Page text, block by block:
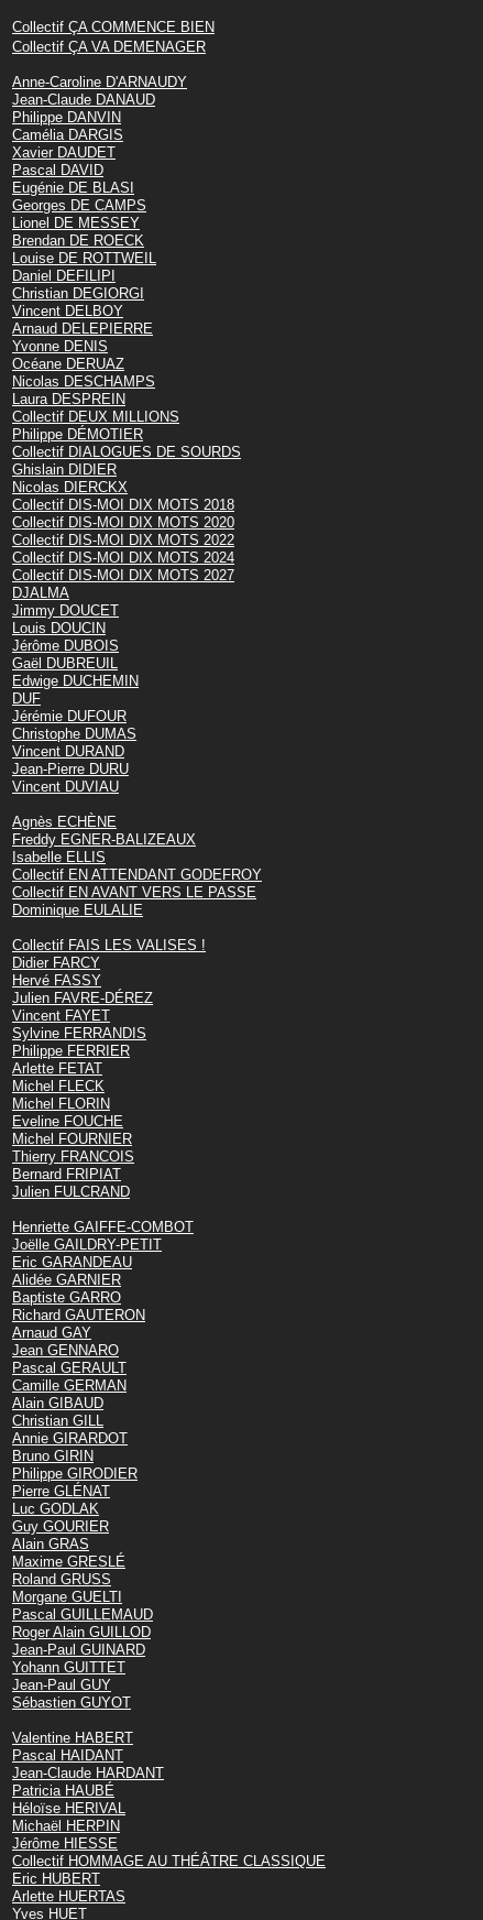
Collectif ÇA COMMENCE BIEN
Collectif ÇA VA DEMENAGER
Anne-Caroline D'ARNAUDY
Jean-Claude DANAUD
Philippe DANVIN
Camélia DARGIS
Xavier DAUDET
Pascal DAVID
Eugénie DE BLASI
Georges DE CAMPS
Lionel DE MESSEY
Brendan DE ROECK
Louise DE ROTTWEIL
Daniel DEFILIPI
Christian DEGIORGI
Vincent DELBOY
Arnaud DELEPIERRE
Yvonne DENIS
Océane DERUAZ
Nicolas DESCHAMPS
Laura DESPREIN
Collectif DEUX MILLIONS
Philippe DÉMOTIER
Collectif DIALOGUES DE SOURDS
Ghislain DIDIER
Nicolas DIERCKX
Collectif DIS-MOI DIX MOTS 2018
Collectif DIS-MOI DIX MOTS 2020
Collectif DIS-MOI DIX MOTS 2022
Collectif DIS-MOI DIX MOTS 2024
Collectif DIS-MOI DIX MOTS 2027
DJALMA
Jimmy DOUCET
Louis DOUCIN
Jérôme DUBOIS
Gaël DUBREUIL
Edwige DUCHEMIN
DUF
Jérémie DUFOUR
Christophe DUMAS
Vincent DURAND
Jean-Pierre DURU
Vincent DUVIAU
Agnès ECHÈNE
Freddy EGNER-BALIZEAUX
Isabelle ELLIS
Collectif EN ATTENDANT GODEFROY
Collectif EN AVANT VERS LE PASSE
Dominique EULALIE
Collectif FAIS LES VALISES !
Didier FARCY
Hervé FASSY
Julien FAVRE-DÉREZ
Vincent FAYET
Sylvine FERRANDIS
Philippe FERRIER
Arlette FETAT
Michel FLECK
Michel FLORIN
Eveline FOUCHE
Michel FOURNIER
Thierry FRANCOIS
Bernard FRIPIAT
Julien FULCRAND
Henriette GAIFFE-COMBOT
Joëlle GAILDRY-PETIT
Eric GARANDEAU
Alidée GARNIER
Baptiste GARRO
Richard GAUTERON
Arnaud GAY
Jean GENNARO
Pascal GERAULT
Camille GERMAN
Alain GIBAUD
Christian GILL
Annie GIRARDOT
Bruno GIRIN
Philippe GIRODIER
Pierre GLÉNAT
Luc GODLAK
Guy GOURIER
Alain GRAS
Maxime GRESLÉ
Roland GRUSS
Morgane GUELTI
Pascal GUILLEMAUD
Roger Alain GUILLOD
Jean-Paul GUINARD
Yohann GUITTET
Jean-Paul GUY
Sébastien GUYOT
Valentine HABERT
Pascal HAIDANT
Jean-Claude HARDANT
Patricia HAUBÉ
Héloïse HERIVAL
Michaël HERPIN
Jérôme HIESSE
Collectif HOMMAGE AU THÉÂTRE CLASSIQUE
Eric HUBERT
Arlette HUERTAS
Yves HUET